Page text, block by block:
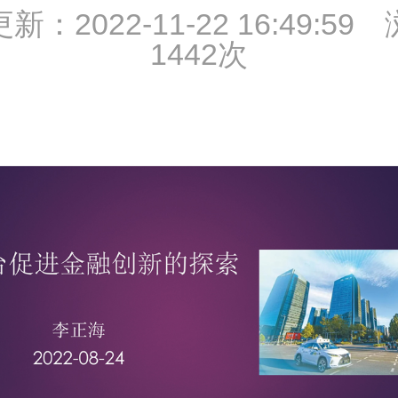
新：2022-11-22 16:49:59
1442次